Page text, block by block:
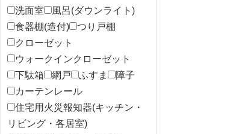
洗面室
風呂(ダウンライト)
食器棚(造付)
つり戸棚
クローゼット
ウォークインクローゼット
下駄箱
網戸 ふすま
障子
カーテンレール
住宅用火災報知器(キッチン・
リビング・各居室)